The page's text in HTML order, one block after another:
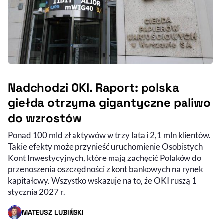
Nadchodzi OKI. Raport: polska
giełda otrzyma gigantyczne paliwo
do wzrostów
Ponad 100 mld zł aktywów w trzy lata i 2,1 mln klientów.
Takie efekty może przynieść uruchomienie Osobistych
Kont Inwestycyjnych, które mają zachęcić Polaków do
przenoszenia oszczędności z kont bankowych na rynek
kapitałowy. Wszystko wskazuje na to, że OKI ruszą 1
stycznia 2027 r.
MATEUSZ LUBIŃSKI
- AUTOR ARTYKUŁU - PROFIL